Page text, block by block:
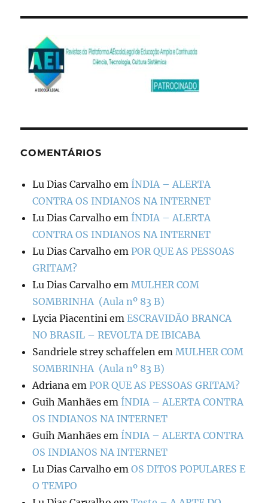
COMENTÁRIOS
Lu Dias Carvalho em ÍNDIA – ALERTA
CONTRA OS INDIANOS NA INTERNET
Lu Dias Carvalho em ÍNDIA – ALERTA
CONTRA OS INDIANOS NA INTERNET
Lu Dias Carvalho em POR QUE AS PESSOAS
GRITAM?
Lu Dias Carvalho em MULHER COM
SOMBRINHA (Aula nº 83 B)
Lycia Piacentini emESCRAVIDÃO BRANCA
NO BRASIL – REVOLTA DE IBICABA
Sandriele strey schaffelen em MULHER COM
SOMBRINHA (Aula nº 83 B)
Adriana em POR QUE AS PESSOAS GRITAM?
Guih Manhães em ÍNDIA – ALERTA CONTRA
OS INDIANOS NA INTERNET
Guih Manhães em ÍNDIA – ALERTA CONTRA
OS INDIANOS NA INTERNET
Lu Dias Carvalho emOS DITOS POPULARES E
O TEMPO